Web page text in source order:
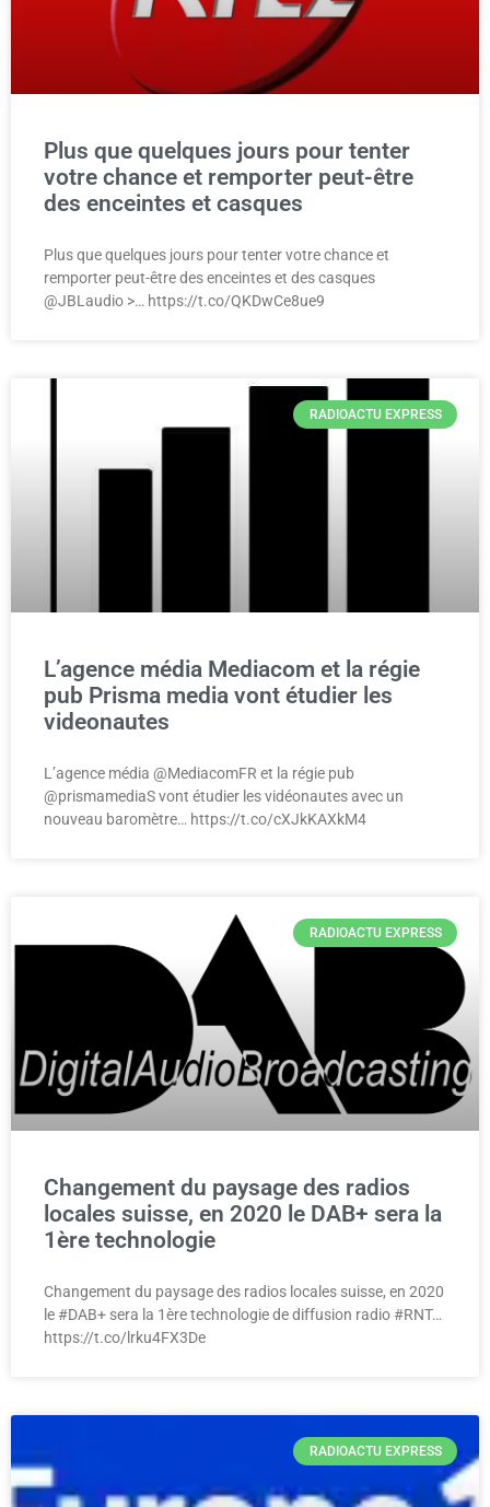
Plus que quelques jours pour tenter
votre chance et remporter peut-être
des enceintes et casques
Plus que quelques jours pour tenter votre chance et
remporter peut-être des enceintes et des casques
@JBLaudio >… https://t.co/QKDwCe8ue9
RADIOACTU EXPRESS
L’agence média Mediacom et la régie
pub Prisma media vont étudier les
videonautes
L’agence média @MediacomFR et la régie pub
@prismamediaS vont étudier les vidéonautes avec un
nouveau baromètre… https://t.co/cXJkKAXkM4
RADIOACTU EXPRESS
Changement du paysage des radios
locales suisse, en 2020 le DAB+ sera la
1ère technologie
Changement du paysage des radios locales suisse, en 2020
le #DAB+ sera la 1ère technologie de diffusion radio #RNT…
https://t.co/lrku4FX3De
RADIOACTU EXPRESS